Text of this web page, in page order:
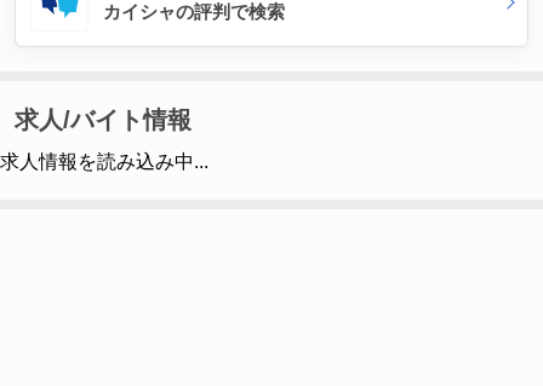
カイシャの評判で検索
求人/バイト情報
求人情報を読み込み中...